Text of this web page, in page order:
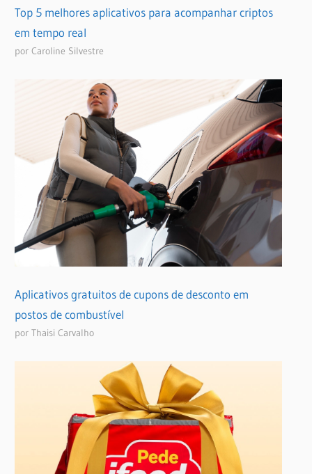
Top 5 melhores aplicativos para acompanhar criptos
em tempo real
por Caroline Silvestre
Aplicativos gratuitos de cupons de desconto em
postos de combustível
por Thaisi Carvalho